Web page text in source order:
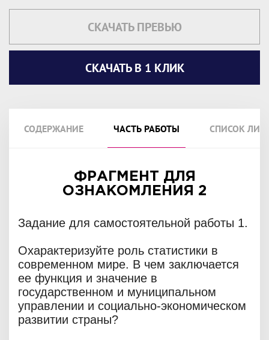
СКАЧАТЬ ПРЕВЬЮ
СКАЧАТЬ В 1 КЛИК
СОДЕРЖАНИЕ ЧАСТЬ РАБОТЫ СПИСОК
ФРАГМЕНТ ДЛЯ
ОЗНАКОМЛЕНИЯ 2
Задание для самостоятельной работы 1.
Охарактеризуйте роль статистики в
современном мире. В чем заключается
ее функция и значение в
государственном и муниципальном
управлении и социально-экономическом
развитии страны?